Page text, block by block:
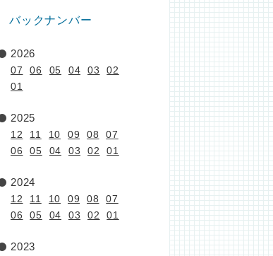
バックナンバー
2026
07 06 05 04 03
02
01
2025
12 11 10 09 08
07
06
05 04 03 02 01
2024
12 11 10 09 08
07
06
05 04 03 02 01
2023